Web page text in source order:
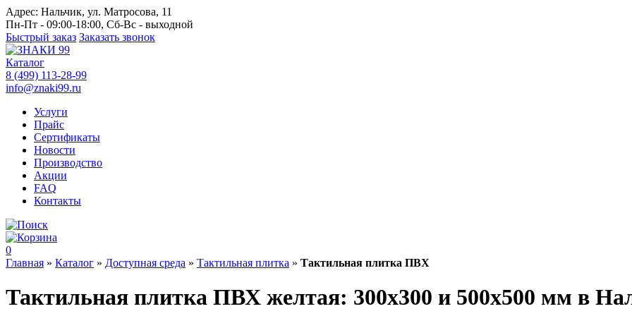
Адрес: Нальчик, ул. Матросова, 11
Пн-Пт - 09:00-18:00, Сб-Вс - выходной
Быстрый заказ Заказать звонок
Каталог
8 (499) 113-28-99
info@znaki99.ru
Услуги
Прайс
Сертификаты
Новости
Производство
Акции
FAQ
Контакты
0
Главная » Каталог » Доступная среда » Тактильная плитка » Тактильная плитка ПВХ
Тактильная плитка ПВХ желтая: 300х300 и 500х500 мм в